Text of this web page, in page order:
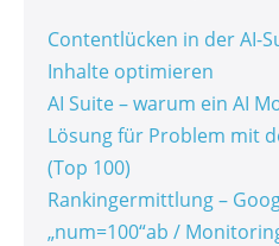
Contentlücken in der AI-
Inhalte optimieren
AI Suite – warum ein AI
Lösung für Problem mit
(Top 100)
Rankingermittlung –
„num=100“ab /